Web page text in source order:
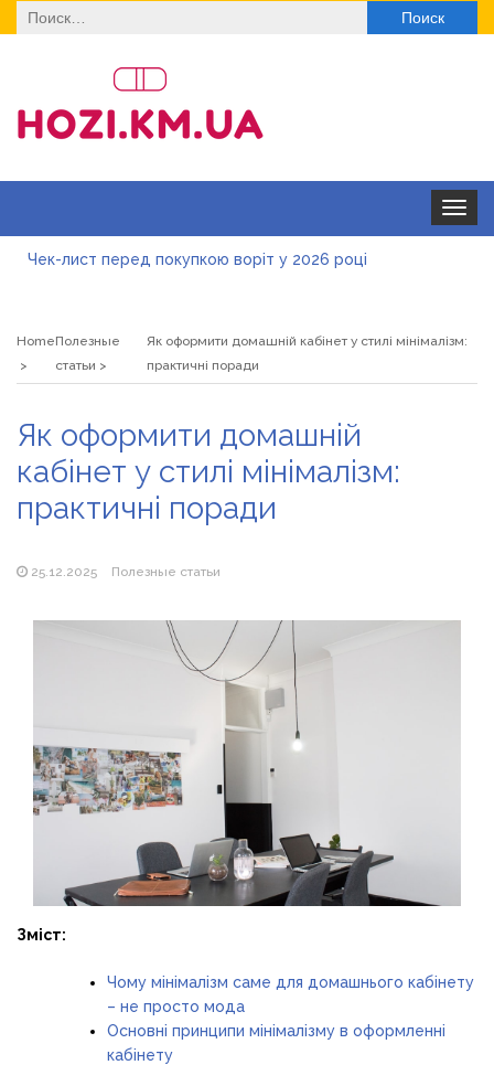
Найти:
Toggle
Чек-лист перед покупкою воріт у 2026 році
типові помилки, відмова та як її уникнути
варіант
Натуральна косметика Хіларі для захисту шкіри від
сонця
Магазин паяльников: рейтинг лучших магазинов Украины
2026
HomeПолезные
статьи
Як оформити домашній кабінет у стилі мінімалізм:
практичні поради
Як оформити домашній
кабінет у стилі мінімалізм:
практичні поради
25.12.2025 Полезные статьи
Зміст:
Чому мінімалізм саме для домашнього кабінету
– не просто мода
Основні принципи мінімалізму в оформленні
кабінету